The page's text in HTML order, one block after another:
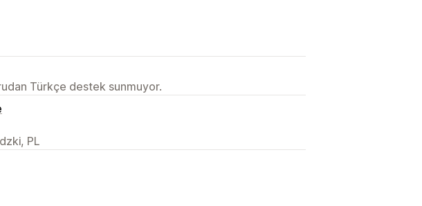
Türkçe destek sunmuyor.
PL